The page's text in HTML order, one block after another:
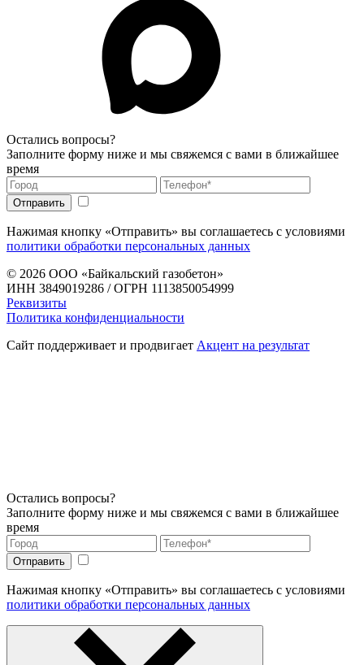
Остались вопросы?
Заполните форму ниже и мы свяжемся с вами в ближайшее
время
Нажимая кнопку «Отправить» вы соглашаетесь с условиями
политики обработки персональных данных
© 2026 ООО «Байкальский газобетон»
ИНН 3849019286 / ОГРН 1113850054999
Реквизиты
Политика конфиденциальности
Сайт поддерживает и продвигает Акцент на результат
Остались вопросы?
Заполните форму ниже и мы свяжемся с вами в ближайшее
время
Нажимая кнопку «Отправить» вы соглашаетесь с условиями
политики обработки персональных данных